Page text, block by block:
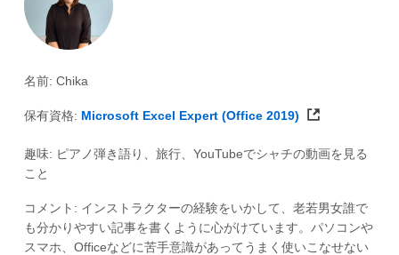
名前: Chika
保有資格: Microsoft Excel Expert (Office 2019)
趣味: ピアノ弾き語り、旅行、YouTubeでシャチの動画を見る
こと
コメント: インストラクターの経験をいかして、老若男女誰で
も分かりやすい記事を書くように心がけています。パソコンや
スマホ、Officeなどに苦手意識があってうまく使いこなせない